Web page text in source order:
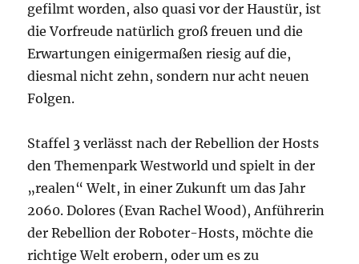
gefilmt worden, also quasi vor der Haustür, ist
die Vorfreude natürlich groß freuen und die
Erwartungen einigermaßen riesig auf die,
diesmal nicht zehn, sondern nur acht neuen
Folgen.
Staffel 3 verlässt nach der Rebellion der Hosts
den Themenpark Westworld und spielt in der
„realen“ Welt, in einer Zukunft um das Jahr
2060. Dolores (Evan Rachel Wood), Anführerin
der Rebellion der Roboter-Hosts, möchte die
richtige Welt erobern, oder um es zu